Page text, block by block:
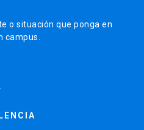
o situación que ponga en
campus.